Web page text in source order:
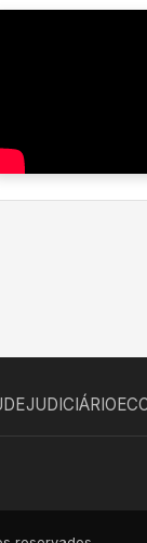
JUDICIÁRIO